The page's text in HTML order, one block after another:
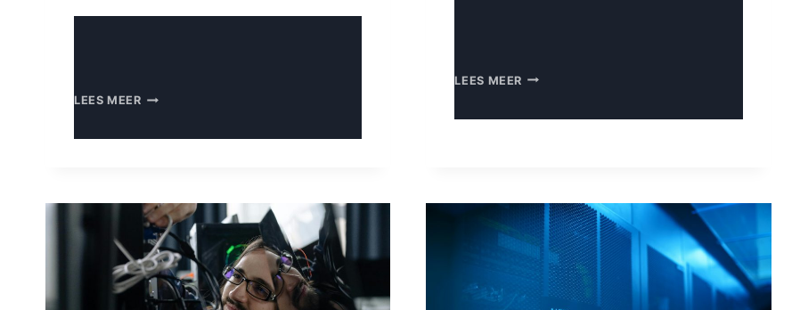
LEES MEER09:00
GEBLOKKEERDE
AANVALLEN
LEES MEER WEBSITE
–
EN
WAAROM